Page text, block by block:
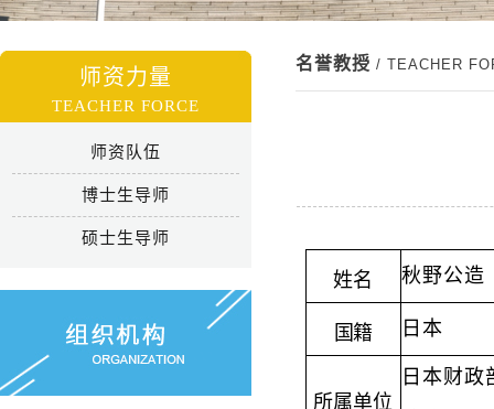
师资力量
TEACHER FORCE
师资队伍
博士生导师
硕士生导师
名誉教授 / TEACHER
姓名 秋野公造
国籍 日本
所属单位
日本财政